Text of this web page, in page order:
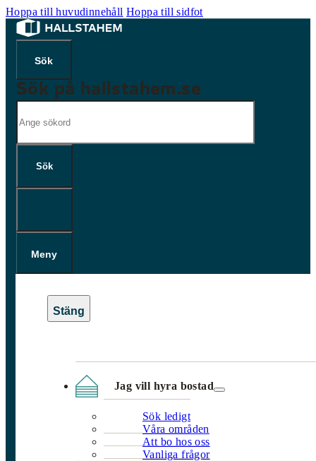
Hoppa till huvudinnehåll Hoppa till sidfot
Sök på hallstahem.se
Sök
Sök
Meny
Jag vill hyra bostad
Sök ledigt
Våra områden
Att bo hos oss
Vanliga frågor